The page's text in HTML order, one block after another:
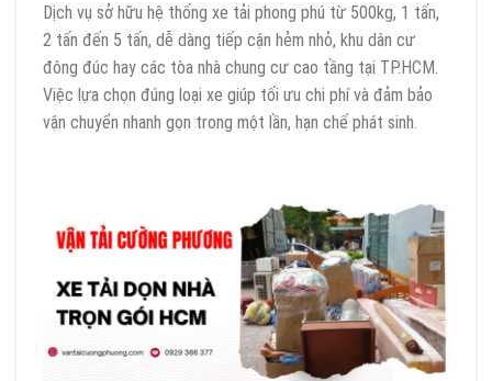
Dịch vụ sở hữu hệ thống xe tải phong phú từ 500kg, 1 tấn,
2 tấn đến 5 tấn, dễ dàng tiếp cận hẻm nhỏ, khu dân cư
đông đúc hay các tòa nhà chung cư cao tầng tại TP.HCM.
Việc lựa chọn đúng loại xe giúp tối ưu chi phí và đảm bảo
vận chuyển nhanh gọn trong một lần, hạn chế phát sinh.